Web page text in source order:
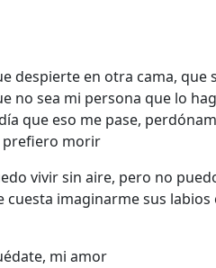
despierte en otra cama, que
no sea mi persona que lo
que eso me pase,
prefiero morir
vivir sin aire, pero no
cuesta imaginarme sus labios
mi amor